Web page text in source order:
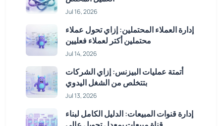
Jul 16, 2026
إدارة العملاء المحتملين: إزاي تحول عملاء
محتملين أكتر لعملاء فعليين
Jul 14, 2026
أتمتة عمليات البيزنس: إزاي الشركات
بتتخلص من الشغل اليدوي
Jul 13, 2026
إدارة قنوات المبيعات: الدليل الكامل لبناء